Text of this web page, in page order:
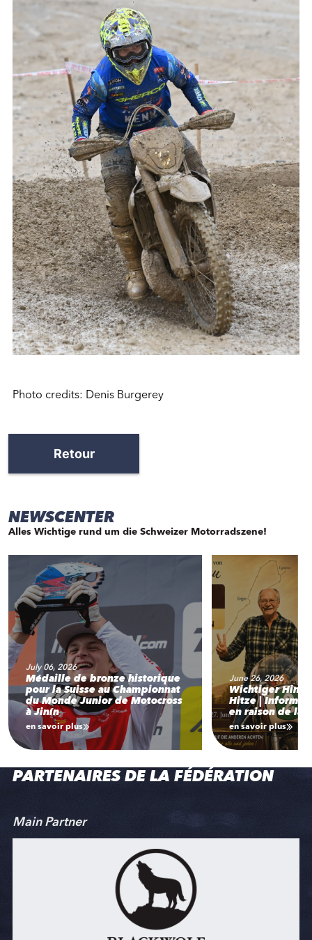
Photo credits: Denis Burgerey
Retour
NEWSCENTER
Alles Wichtige rund um die Schweizer Motorradszene!
July 06, 2026
Médaille de bronze historique
pour la Suisse au Championnat
du Monde Junior de Motocross
à Jinín
en savoir plus
June 26, 2026
Wichtiger
Hitze |
en raison de la
en savoir plus
PARTENAIRES DE LA FÉDÉRATION
Main Partner